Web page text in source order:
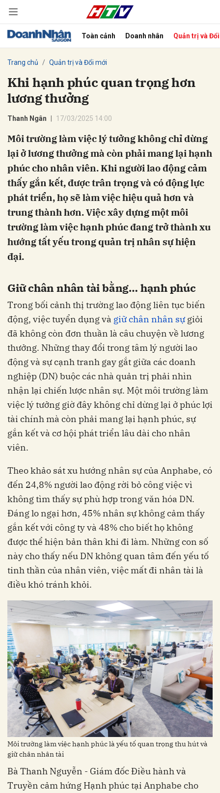
Toàn cảnh Doanh nhân Quản trị và
Trang chủ Quản trị và Đổi mới
Khi hạnh phúc quan trọng hơn
lương thưởng
Thanh Ngân 17/03/2025 14:00
Môi trường làm việc lý tưởng không chỉ dừng
lại ở lương thưởng mà còn phải mang lại hạnh
phúc cho nhân viên. Khi người lao động cảm
thấy gắn kết, được trân trọng và có động lực
phát triển, họ sẽ làm việc hiệu quả hơn và
trung thành hơn. Việc xây dựng một môi
trường làm việc hạnh phúc đang trở thành xu
hướng tất yếu trong quản trị nhân sự hiện
đại.
Giữ chân nhân tài bằng… hạnh phúc
Trong bối cảnh thị trường lao động liên tục biến
động, việc tuyển dụng và giữ chân nhân sự giỏi
đã không còn đơn thuần là câu chuyện về lương
thưởng. Những thay đổi trong tâm lý người lao
động và sự cạnh tranh gay gắt giữa các doanh
nghiệp (DN) buộc các nhà quản trị phải nhìn
nhận lại chiến lược nhân sự. Một môi trường làm
việc lý tưởng giờ đây không chỉ dừng lại ở phúc lợi
tài chính mà còn phải mang lại hạnh phúc, sự
gắn kết và cơ hội phát triển lâu dài cho nhân
viên.
Theo khảo sát xu hướng nhân sự của Anphabe, có
đến 24,8% người lao động rời bỏ công việc vì
không tìm thấy sự phù hợp trong văn hóa DN.
Đáng lo ngại hơn, 45% nhân sự không cảm thấy
gắn kết với công ty và 48% cho biết họ không
được thể hiện bản thân khi đi làm. Những con số
này cho thấy nếu DN không quan tâm đến yếu tố
tinh thần của nhân viên, việc mất đi nhân tài là
điều khó tránh khỏi.
Môi trường làm việc hạnh phúc là yếu tố quan trọng thu hút và
giữ chân nhân tài
Bà Thanh Nguyễn - Giám đốc Điều hành và
Truyền cảm hứng Hạnh phúc tại Anphabe cho
Hủy